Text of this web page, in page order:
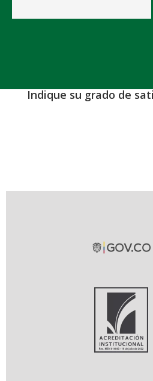
Indique su grado de